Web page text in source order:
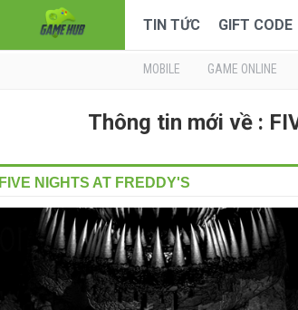
TIN TỨC GIFT CODE
MOBILE GAME ONLINE
Thông tin mới về :
FIVE NIGHTS AT FREDDY'S